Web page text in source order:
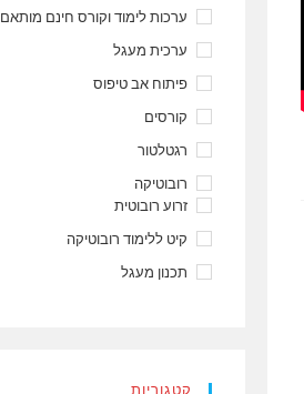
ערכות לימוד וקורס חינם מותאם
ערכית מעגל
פיתוח אב טיפוס
קורסים
רגטלטור
רובוטיקה
זרוע רובוטית
קיט ללימוד רובוטיקה
תכנון מעגל
קטגוריות